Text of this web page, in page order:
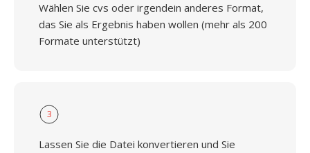
Wählen Sie cvs oder irgendein anderes Format,
das Sie als Ergebnis haben wollen (mehr als 200
Formate unterstützt)
3
Lassen Sie die Datei konvertieren und Sie